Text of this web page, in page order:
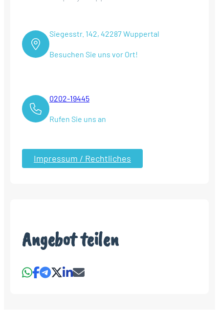
Siegesstr. 142, 42287 Wuppertal
Besuchen Sie uns vor Ort!
0202-19445
Rufen Sie uns an
Impressum / Rechtliches
Angebot teilen